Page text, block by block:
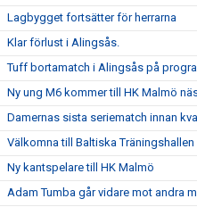
Lagbygget fortsätter för herrarna
Klar förlust i Alingsås.
Tuff bortamatch i Alingsås på
Ny ung M6 kommer till HK Malmö
Damernas sista seriematch innan
Välkomna till Baltiska Träningshallen
Ny kantspelare till HK Malmö
Adam Tumba går vidare mot andra